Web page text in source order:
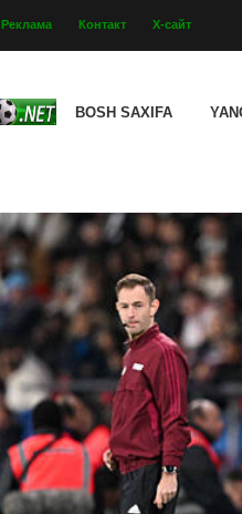
Реклама Контакт Х-сайт
BOSH SAXIFA